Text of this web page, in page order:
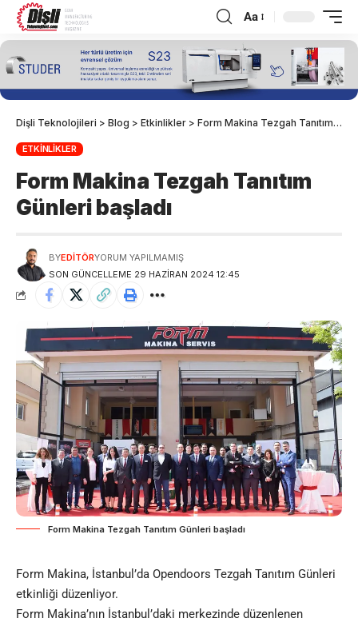
Aa
Dişli Teknolojileri > Blog > Etkinlikler > Form Makina Tezgah Tanıtım Günleri başladı
ETKINLIKLER
Form Makina Tezgah Tanıtım
Günleri başladı
SON GÜNCELLEME 29 HAZIRAN 2024 12:45
BYEDITÖRYORUM YAPILMAMIŞ
Form Makina Tezgah Tanıtım Günleri başladı
Form Makina, İstanbul’da Opendoors Tezgah Tanıtım Günleri
etkinliği düzenliyor.
Form Makina’nın İstanbul’daki merkezinde düzenlenen